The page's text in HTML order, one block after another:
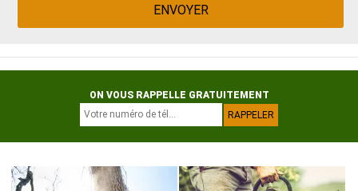
ON VOUS RAPPELLE GRATUITEMENT